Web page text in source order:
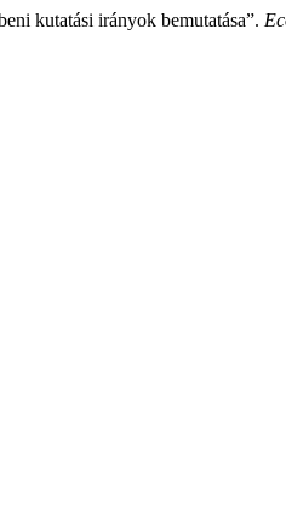
kutatási irányok bemutatása”.